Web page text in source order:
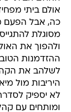
אולם ביתי
כה, אבל הפעם
מסוגלת
ולהפוך את
ההזדמנות
לשלהב את
היריבות מול
לא יספיק
ומותחים עם